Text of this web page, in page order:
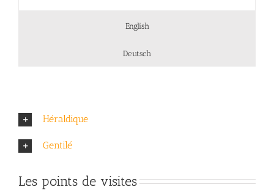
English
Deutsch
Héraldique
Gentilé
Les points de visites